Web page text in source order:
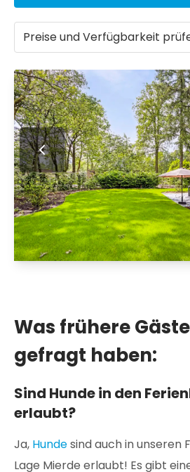
Preise und Verfügbarkeit
Was frühere
gefragt haben:
Sind Hunde in den
erlaubt?
Ja, Hundesind auch in unseren
Lage Mierde erlaubt! Es gibt